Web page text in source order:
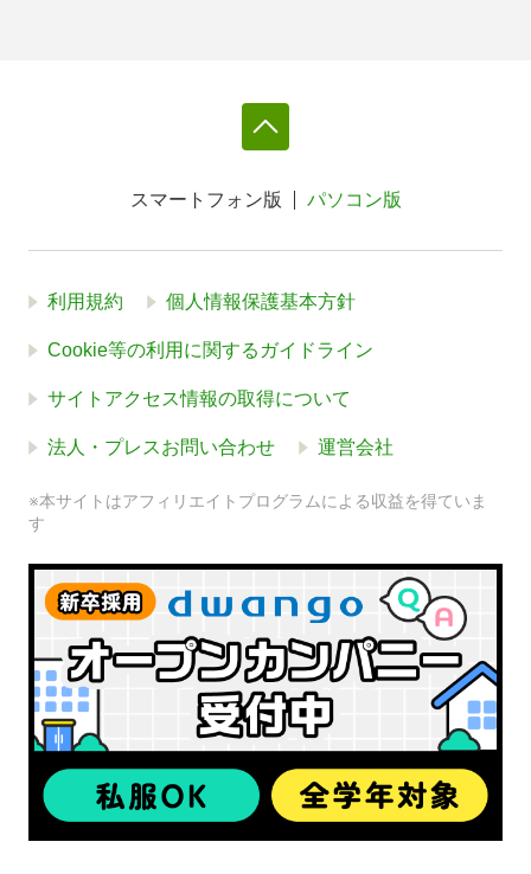
スマートフォン版 パソコン版
利用規約 個人情報保護基本方針
Cookie等の利用に関するガイドライン
サイトアクセス情報の取得について
法人・プレスお問い合わせ 運営会社
※本サイトはアフィリエイトプログラムによる収益を得ていま
す